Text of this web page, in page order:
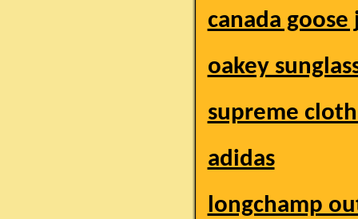
canada goose
oakey
supreme
adidas
longchamp